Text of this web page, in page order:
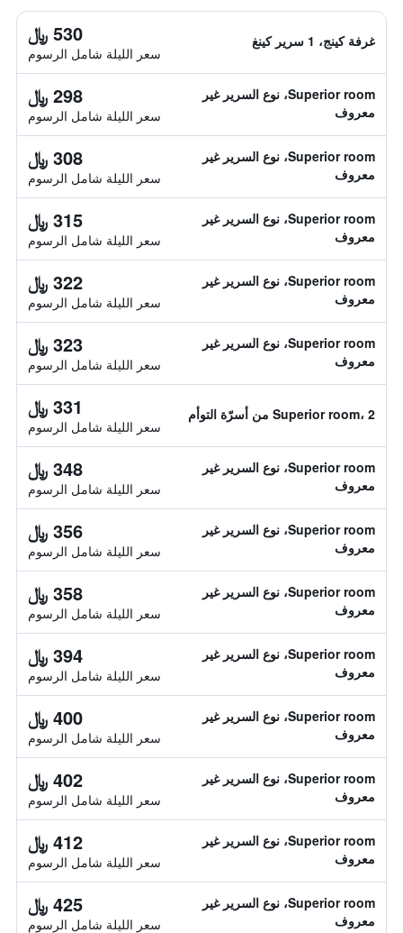
غرفة كينج، 1 سرير كينغ 530 ﷼
سعر الليلة شامل الرسوم
Superior room، نوع السرير غير
معروف
298 ﷼
سعر الليلة شامل الرسوم
Superior room، نوع السرير غير
معروف
308 ﷼
سعر الليلة شامل الرسوم
Superior room، نوع السرير غير
معروف
315 ﷼
سعر الليلة شامل الرسوم
Superior room، نوع السرير غير
معروف
322 ﷼
سعر الليلة شامل الرسوم
Superior room، نوع السرير غير
معروف
323 ﷼
سعر الليلة شامل الرسوم
Superior room، 2 من أسرّة التوأم 331 ﷼
سعر الليلة شامل الرسوم
Superior room، نوع السرير غير
معروف
348 ﷼
سعر الليلة شامل الرسوم
Superior room، نوع السرير غير
معروف
356 ﷼
سعر الليلة شامل الرسوم
Superior room، نوع السرير غير
معروف
358 ﷼
سعر الليلة شامل الرسوم
Superior room، نوع السرير غير
معروف
394 ﷼
سعر الليلة شامل الرسوم
Superior room، نوع السرير غير
معروف
400 ﷼
سعر الليلة شامل الرسوم
Superior room، نوع السرير غير
معروف
402 ﷼
سعر الليلة شامل الرسوم
Superior room، نوع السرير غير
معروف
412 ﷼
سعر الليلة شامل الرسوم
Superior room، نوع السرير غير
معروف
425 ﷼
سعر الليلة شامل الرسوم